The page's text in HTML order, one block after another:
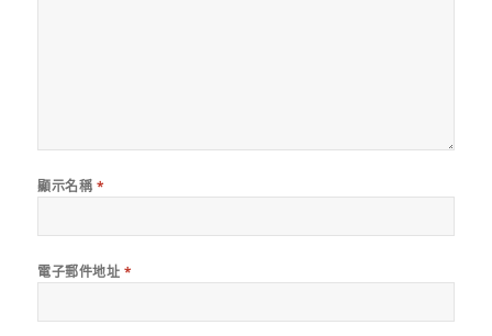
顯示名稱 *
電子郵件地址 *